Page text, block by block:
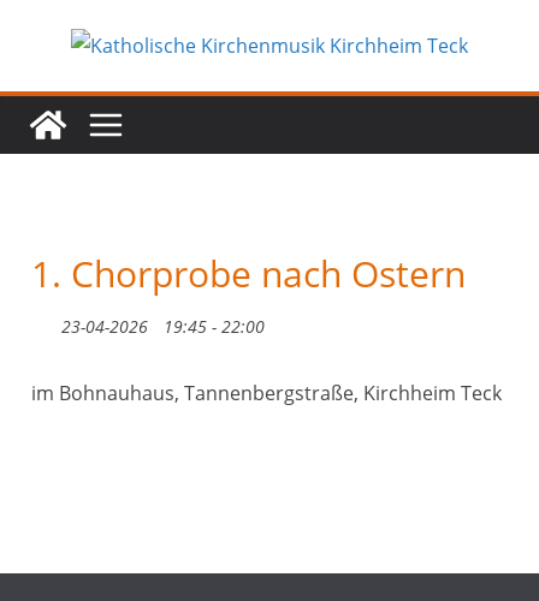
1. Chorprobe nach Ostern
23-04-2026 19:45 - 22:00
im Bohnauhaus, Tannenbergstraße, Kirchheim Teck